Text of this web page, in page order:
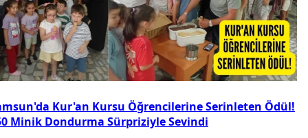
Kur'an Kursu Öğrencilerine Serinleten Ödül!
Minik Dondurma Sürpriziyle Sevindi